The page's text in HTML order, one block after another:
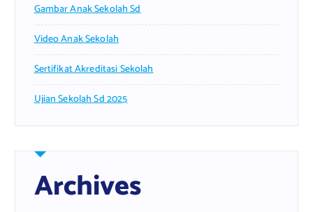
Gambar Anak Sekolah Sd
Video Anak Sekolah
Sertifikat Akreditasi Sekolah
Ujian Sekolah Sd 2025
Archives